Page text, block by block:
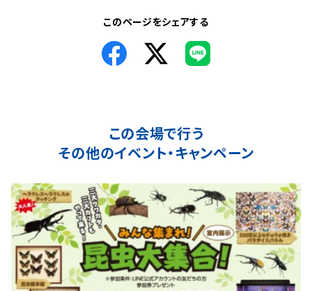
このページをシェアする
この会場で行う
その他のイベント・キャンペーン